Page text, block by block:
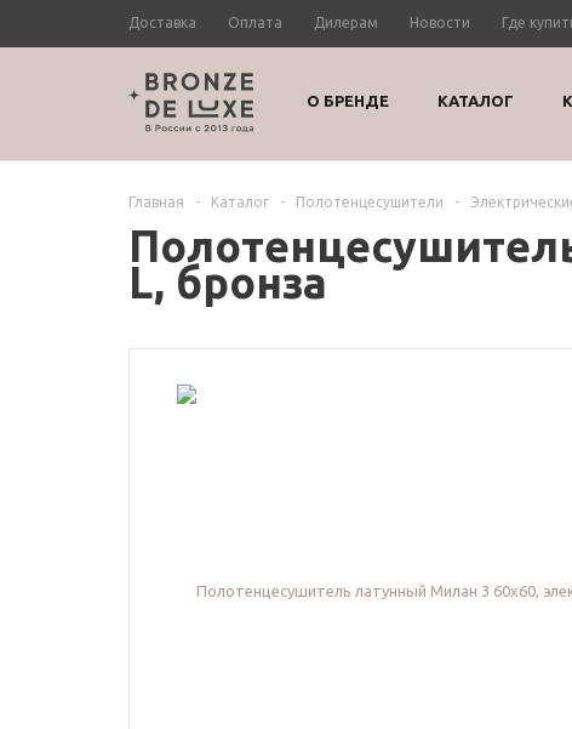
Доставка Оплата Дилерам Новости Где
О БРЕНДЕ КАТАЛОГ
Главная - Каталог - Полотенцесушители -
L, бронза